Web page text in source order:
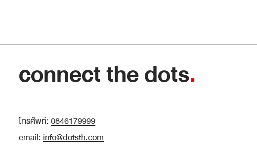
connect the dots.
โทรศัพท์:0846179999
email:info@dotsth.com